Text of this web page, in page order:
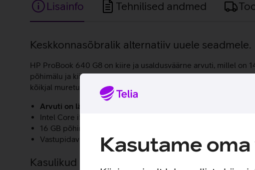
Kasutame
Lisainfo Tehnilised andmed
Lisainfo
Keskkonnasõbralik alternatiiv uuele seadmele.
HP ProBook 640 G8 on kiire ja usaldusväärne arvuti, millel on
põhimälu ja kiire 256 GB SSD on pakendatud kompaktsesse
kõikjal muretult tehtud. Seade kasutab Microsoft Windows 11
Arvuti on läbinud põhjaliku tehnilise kontrolli ning sellele
Intel Core i5-1135G7 protsessor.
16 GB põhimälu.
Vastupidav alumiiniumist korpus.
Kasulikud lingid